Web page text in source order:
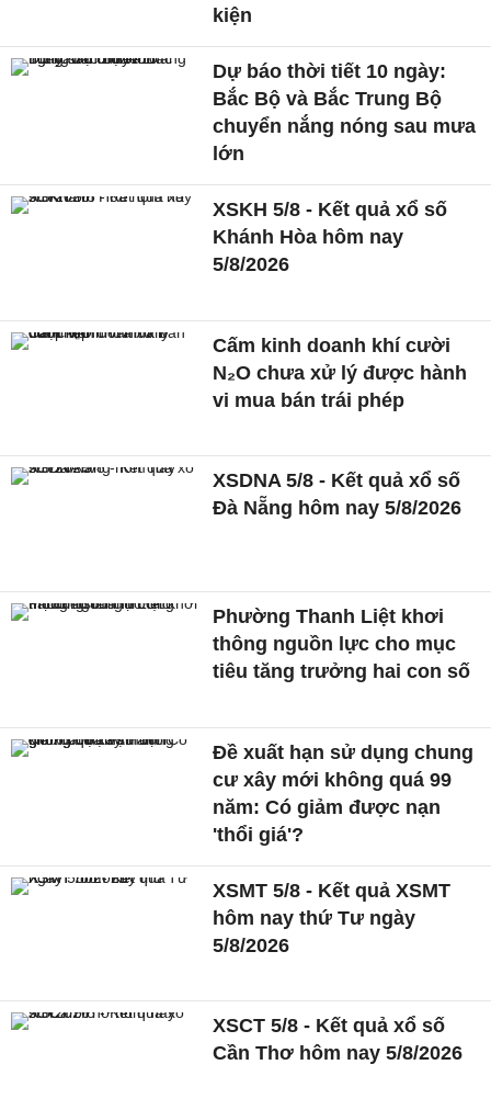
kiện
Dự báo thời tiết 10 ngày:
Bắc Bộ và Bắc Trung Bộ
chuyển nắng nóng sau mưa
lớn
XSKH 5/8 - Kết quả xổ số
Khánh Hòa hôm nay
5/8/2026
Cấm kinh doanh khí cười
N₂O chưa xử lý được hành
vi mua bán trái phép
XSDNA 5/8 - Kết quả xổ số
Đà Nẵng hôm nay 5/8/2026
Phường Thanh Liệt khơi
thông nguồn lực cho mục
tiêu tăng trưởng hai con số
Đề xuất hạn sử dụng chung
cư xây mới không quá 99
năm: Có giảm được nạn
'thổi giá'?
XSMT 5/8 - Kết quả XSMT
hôm nay thứ Tư ngày
5/8/2026
XSCT 5/8 - Kết quả xổ số
Cần Thơ hôm nay 5/8/2026